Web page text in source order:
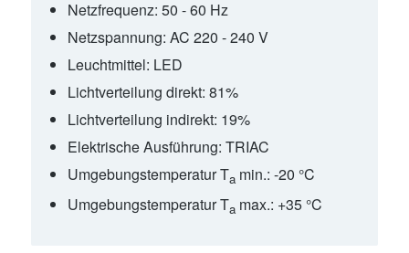
Netzfrequenz: 50 - 60 Hz
Netzspannung: AC 220 - 240 V
Leuchtmittel: LED
Lichtverteilung direkt: 81%
Lichtverteilung indirekt: 19%
Elektrische Ausführung: TRIAC
Umgebungstemperatur Tamin.: -20 °C
Umgebungstemperatur Tamax.: +35 °C